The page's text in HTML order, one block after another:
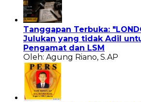
Tanggapan Terbuka:
Julukan yang tidak Adil
Pengamat dan LSM
Oleh: Agung Riano, S.AP